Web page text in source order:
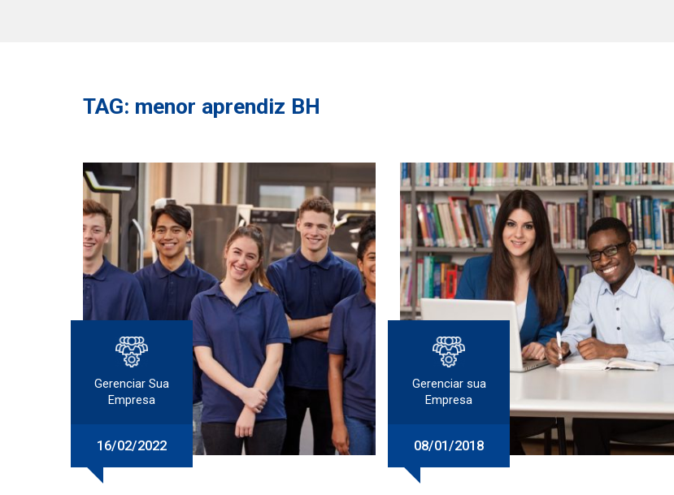
TAG: menor aprendiz BH
Gerenciar Sua
Empresa
16/02/2022
Gerenciar sua
Empresa
08/01/2018